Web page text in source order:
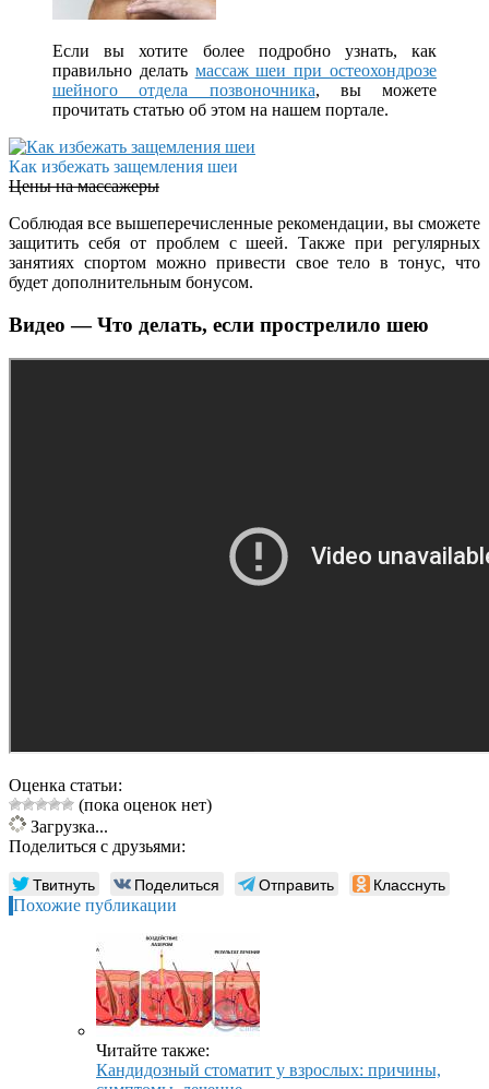
Если вы хотите более подробно узнать, как
правильно делать массаж шеи при остеохондрозе
шейного отдела позвоночника, вы можете
прочитать статью об этом на нашем портале.
Как избежать защемления шеи
Цены на массажеры
Соблюдая все вышеперечисленные рекомендации, вы сможете
защитить себя от проблем с шеей. Также при регулярных
занятиях спортом можно привести свое тело в тонус, что
будет дополнительным бонусом.
Видео — Что делать, если прострелило шею
Оценка статьи:
(пока оценок нет)
Загрузка...
Поделиться с друзьями:
Твитнуть Поделиться Отправить Класснуть
Похожие публикации
Читайте также:
Кандидозный стоматит у взрослых: причины,